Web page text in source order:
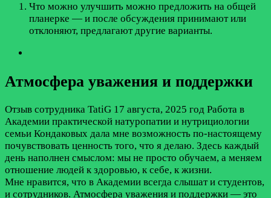
Что можно улучшить можно предложить на общей
планерке — и после обсуждения принимают или
отклоняют, предлагают другие варианты.
Атмосфера уважения и поддержки
Отзыв сотрудника TatiG 17 августа, 2025 год Работа в
Академии практической натуропатии и нутрициологии
семьи Кондаковых дала мне возможность по-настоящему
почувствовать ценность того, что я делаю. Здесь каждый
день наполнен смыслом: мы не просто обучаем, а меняем
отношение людей к здоровью, к себе, к жизни.
Мне нравится, что в Академии всегда слышат и студентов,
и сотрудников. Атмосфера уважения и поддержки — это